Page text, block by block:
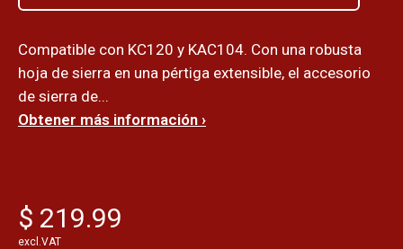
Compatible con KC120 y KAC104. Con una robusta
hoja de sierra en una pértiga extensible, el accesorio
de sierra de...
Obtener más información ›
$ 219.99
excl.VAT